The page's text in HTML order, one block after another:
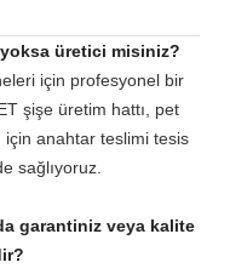
üretici misiniz?
için profesyonel bir
şişe üretim hattı, pet
için anahtar teslimi tesis
sağlıyoruz.
garantiniz veya kalite